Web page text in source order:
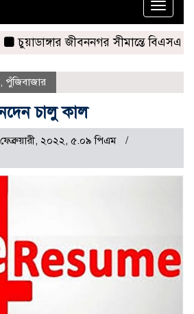
Toggle
জীবননগর সীমান্তে বিএসএফের
পুঁজিবাজার
চালু কাল
২০২২, ৫.০৯ পিএম